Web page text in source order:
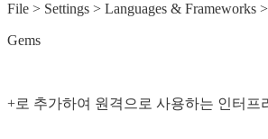
File > Settings > Languages ​​& Frameworks
Gems
+로 추가하여 원격으로 사용하는 인터프